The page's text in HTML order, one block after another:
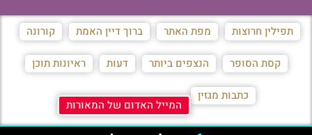
תפילין חרוצות מפת האתר ברוך דיין האמת קורונה
קסת הסופר הנצפים ביותר דעות ראיונות תוכן
כתבות מגזין
המייל האדום של המאורות